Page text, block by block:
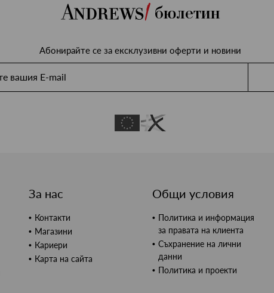
бюлетин
Абонирайте се за ексклузивни оферти и новини
За нас
Контакти
Магазини
Кариери
Карта на сайта
Общи условия
Политика и информация
за правата на клиента
Съхранение на лични
данни
Политика и проекти